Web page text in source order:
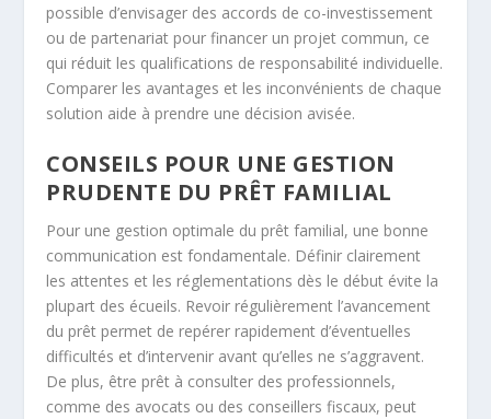
possible d’envisager des accords de co-investissement
ou de partenariat pour financer un projet commun, ce
qui réduit les qualifications de responsabilité individuelle.
Comparer les avantages et les inconvénients de chaque
solution aide à prendre une décision avisée.
CONSEILS POUR UNE GESTION
PRUDENTE DU PRÊT FAMILIAL
Pour une gestion optimale du prêt familial, une bonne
communication est fondamentale. Définir clairement
les attentes et les réglementations dès le début évite la
plupart des écueils. Revoir régulièrement l’avancement
du prêt permet de repérer rapidement d’éventuelles
difficultés et d’intervenir avant qu’elles ne s’aggravent.
De plus, être prêt à consulter des professionnels,
comme des avocats ou des conseillers fiscaux, peut